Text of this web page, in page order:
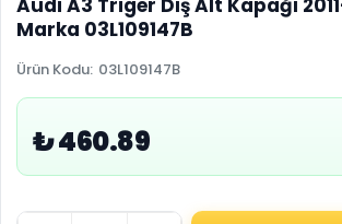
Audi A3 Triger Dış Alt Kapağı
Marka 03L109147B
Ürün Kodu: 03L109147B
₺ 460.89